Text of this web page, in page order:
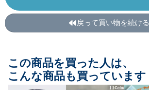
戻って買い物を続ける
この商品を買った人は、
こんな商品も買っています